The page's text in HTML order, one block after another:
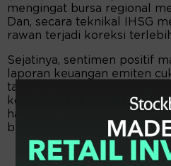
mengingat bursa regional
Dan, secara teknikal IHSG
rawan terjadi koreksi
Sejatinya, sentimen positif
laporan keuangan emiten
tahun buku 2021. Namun,
koreksi seiring tensi
harga komoditas mulai turun.
berpotensi tetap